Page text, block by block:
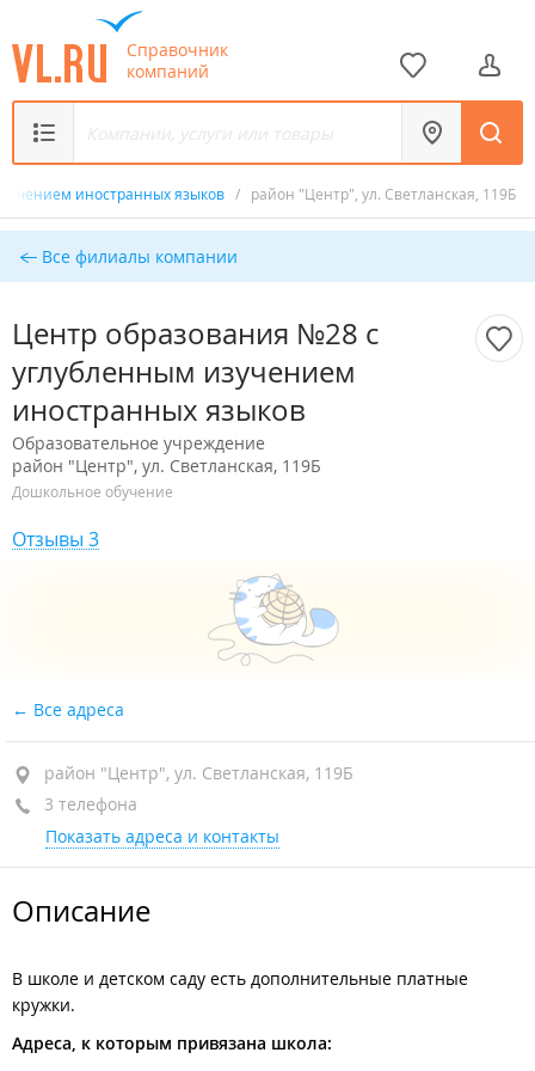
Справочник
компаний
иностранных языков / район "Центр", ул. Светланская, 119Б
Все филиалы компании
Центр образования №28 с
углубленным изучением
иностранных языков
Образовательное учреждение
район "Центр", ул. Светланская, 119Б
Дошкольное обучение
Отзывы 3
Все адреса
район "Центр", ул. Светланская, 119Б
3 телефона
Показать адреса и контакты
Описание
В школе и детском саду есть дополнительные платные
кружки.
Адреса, к которым привязана школа: